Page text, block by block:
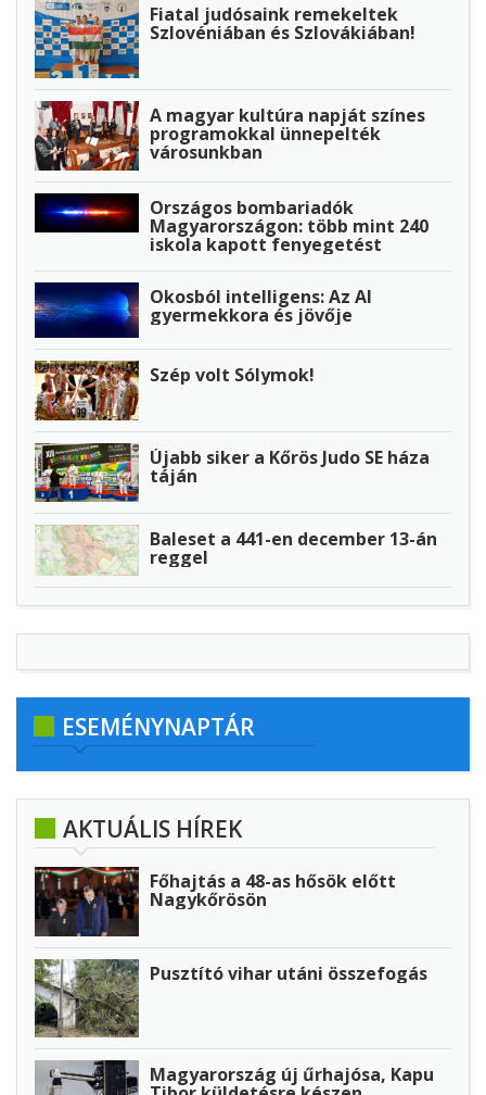
Fiatal judósaink remekeltek
Szlovéniában és Szlovákiában!
A magyar kultúra napját színes
programokkal ünnepelték
városunkban
Országos bombariadók
Magyarországon: több mint 240
iskola kapott fenyegetést
Okosból intelligens: Az AI
gyermekkora és jövője
Szép volt Sólymok!
Újabb siker a Kőrös Judo SE háza
táján
Baleset a 441-en december 13-án
reggel
ESEMÉNYNAPTÁR
AKTUÁLIS HÍREK
Főhajtás a 48-as hősök előtt
Nagykőrösön
Pusztító vihar utáni összefogás
Magyarország új űrhajósa, Kapu